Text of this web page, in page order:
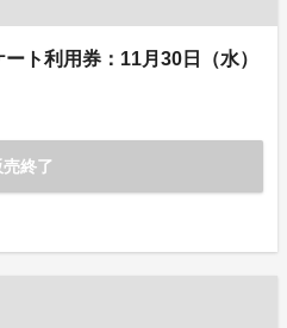
ト利用券：11月30日（水）
売終了